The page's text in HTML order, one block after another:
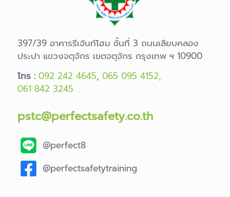
397/39 อาคารรีเจ้นท์โฮม ชั้นที่ 3 ถนนเลียบคลอง
ประปา แขวงจตุจักร เขตจตุจักร กรุงเทพ ฯ 10900
โทร : 092 242 4645, 065 095 4152,
061 842 3245
pstc@perfectsafety.co.th
@perfect8
@perfectsafetytraining